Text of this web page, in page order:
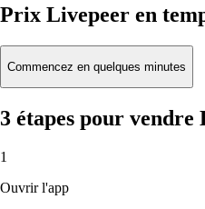
Prix Livepeer en
Commencez en quelques minutes
3 étapes pour
1
Ouvrir l'app